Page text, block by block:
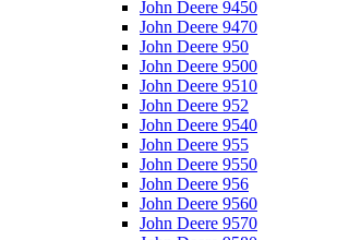
John Deere 9450
John Deere 9470
John Deere 950
John Deere 9500
John Deere 9510
John Deere 952
John Deere 9540
John Deere 955
John Deere 9550
John Deere 956
John Deere 9560
John Deere 9570